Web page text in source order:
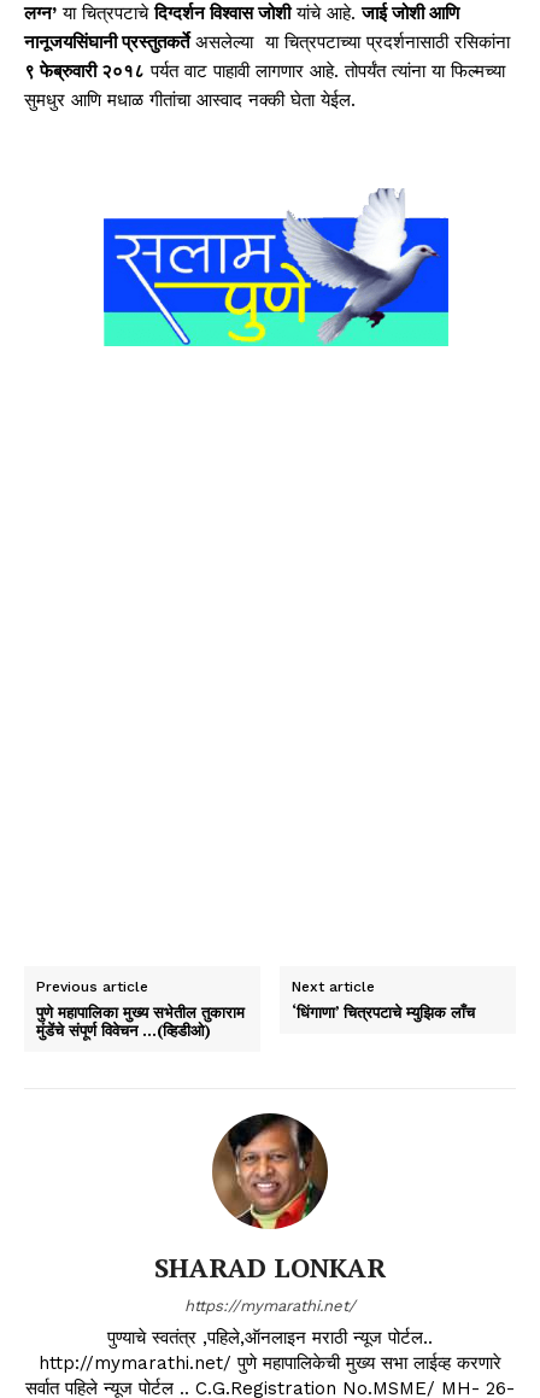
लग्न’ या चित्रपटाचेदिग्दर्शन विश्वास जोशीयांचे आहे.जाई जोशी आणि
नानूजयसिंघानी प्रस्तुतकर्तेअसलेल्या या चित्रपटाच्या प्रदर्शनासाठी रसिकांना
९ फेब्रुवारी २०१८ पर्यत वाट पाहावी लागणार आहे. तोपर्यंत त्यांना या फिल्मच्या
सुमधुर आणि मधाळ गीतांचा आस्वाद नक्की घेता येईल.
Previous article
पुणे महापालिका मुख्य सभेतील तुकाराम
मुंडेंचे संपूर्ण विवेचन …(व्हिडीओ)
Next article
‘धिंगाणा’ चित्रपटाचे म्युझिक लाँच
SHARAD LONKAR
https://mymarathi.net/
पुण्याचे स्वतंत्र ,पहिले,ऑनलाइन मराठी न्यूज पोर्टल..
http://mymarathi.net/ पुणे महापालिकेची मुख्य सभा लाईव्ह करणारे
सर्वात पहिले न्यूज पोर्टल .. C.G.Registration No.MSME/ MH- 26-